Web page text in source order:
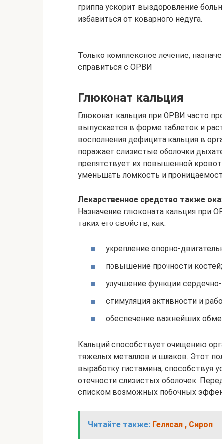
гриппа ускорит выздоровление
избавиться от коварного недуга.
Только комплексное лечение,
справиться с ОРВИ
Глюконат кальция
Глюконат кальция при ОРВИ часто
выпускается в форме таблеток и
восполнения дефицита кальция в
поражает слизистые оболочки
препятствует их повышенной
уменьшать ломкость и
Лекарственное средство также
Назначение глюконата кальция при
таких его свойств, как:
укрепление опорно-
повышение прочности костей;
улучшение функции
стимуляция активности и
обеспечение важнейших
Кальций способствует очищению
тяжелых металлов и шлаков. Этот
выработку гистамина, способствуя
отечности слизистых оболочек.
списком возможных побочных
Читайте также: Гелисал , Сироп